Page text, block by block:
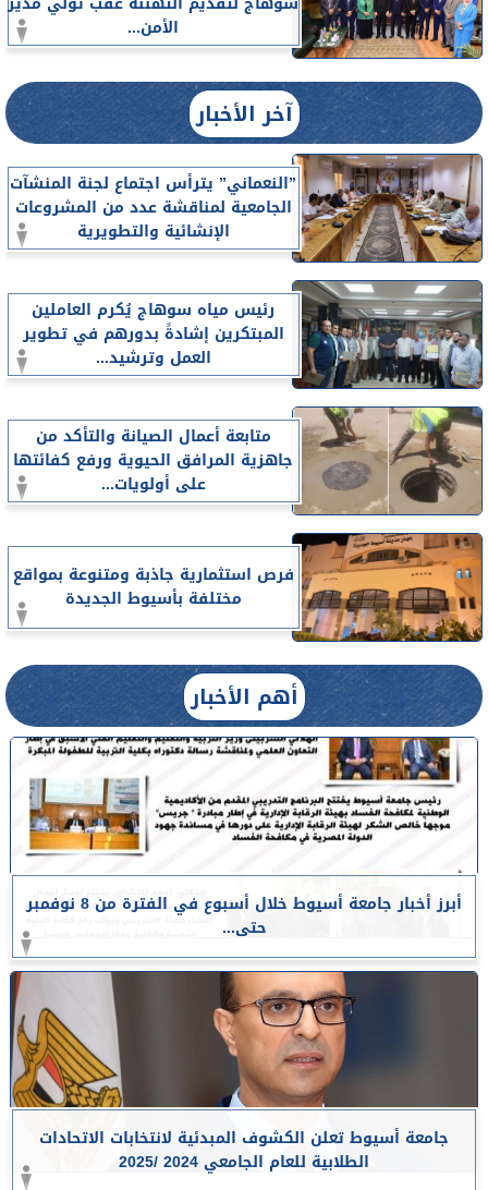
الأمن...
آخر الأخبار
”النعماني” يترأس اجتماع لجنة المنشآت
الجامعية لمناقشة عدد من المشروعات
الإنشائية والتطويرية
رئيس مياه سوهاج يُكرم العاملين
المبتكرين إشادةً بدورهم في تطوير
العمل وترشيد...
متابعة أعمال الصيانة والتأكد من
جاهزية المرافق الحيوية ورفع كفائتها
على أولويات...
فرص استثمارية جاذبة ومتنوعة بمواقع
مختلفة بأسيوط الجديدة
أهم الأخبار
أبرز أخبار جامعة أسيوط خلال أسبوع في الفترة من 8 نوفمبر
حتى...
جامعة أسيوط تعلن الكشوف المبدئية لانتخابات الاتحادات
الطلابية للعام الجامعي 2024 /2025